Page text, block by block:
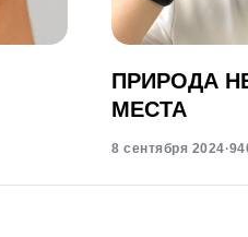
ПРИРОДА
МЕСТА
8 сентября 2024·